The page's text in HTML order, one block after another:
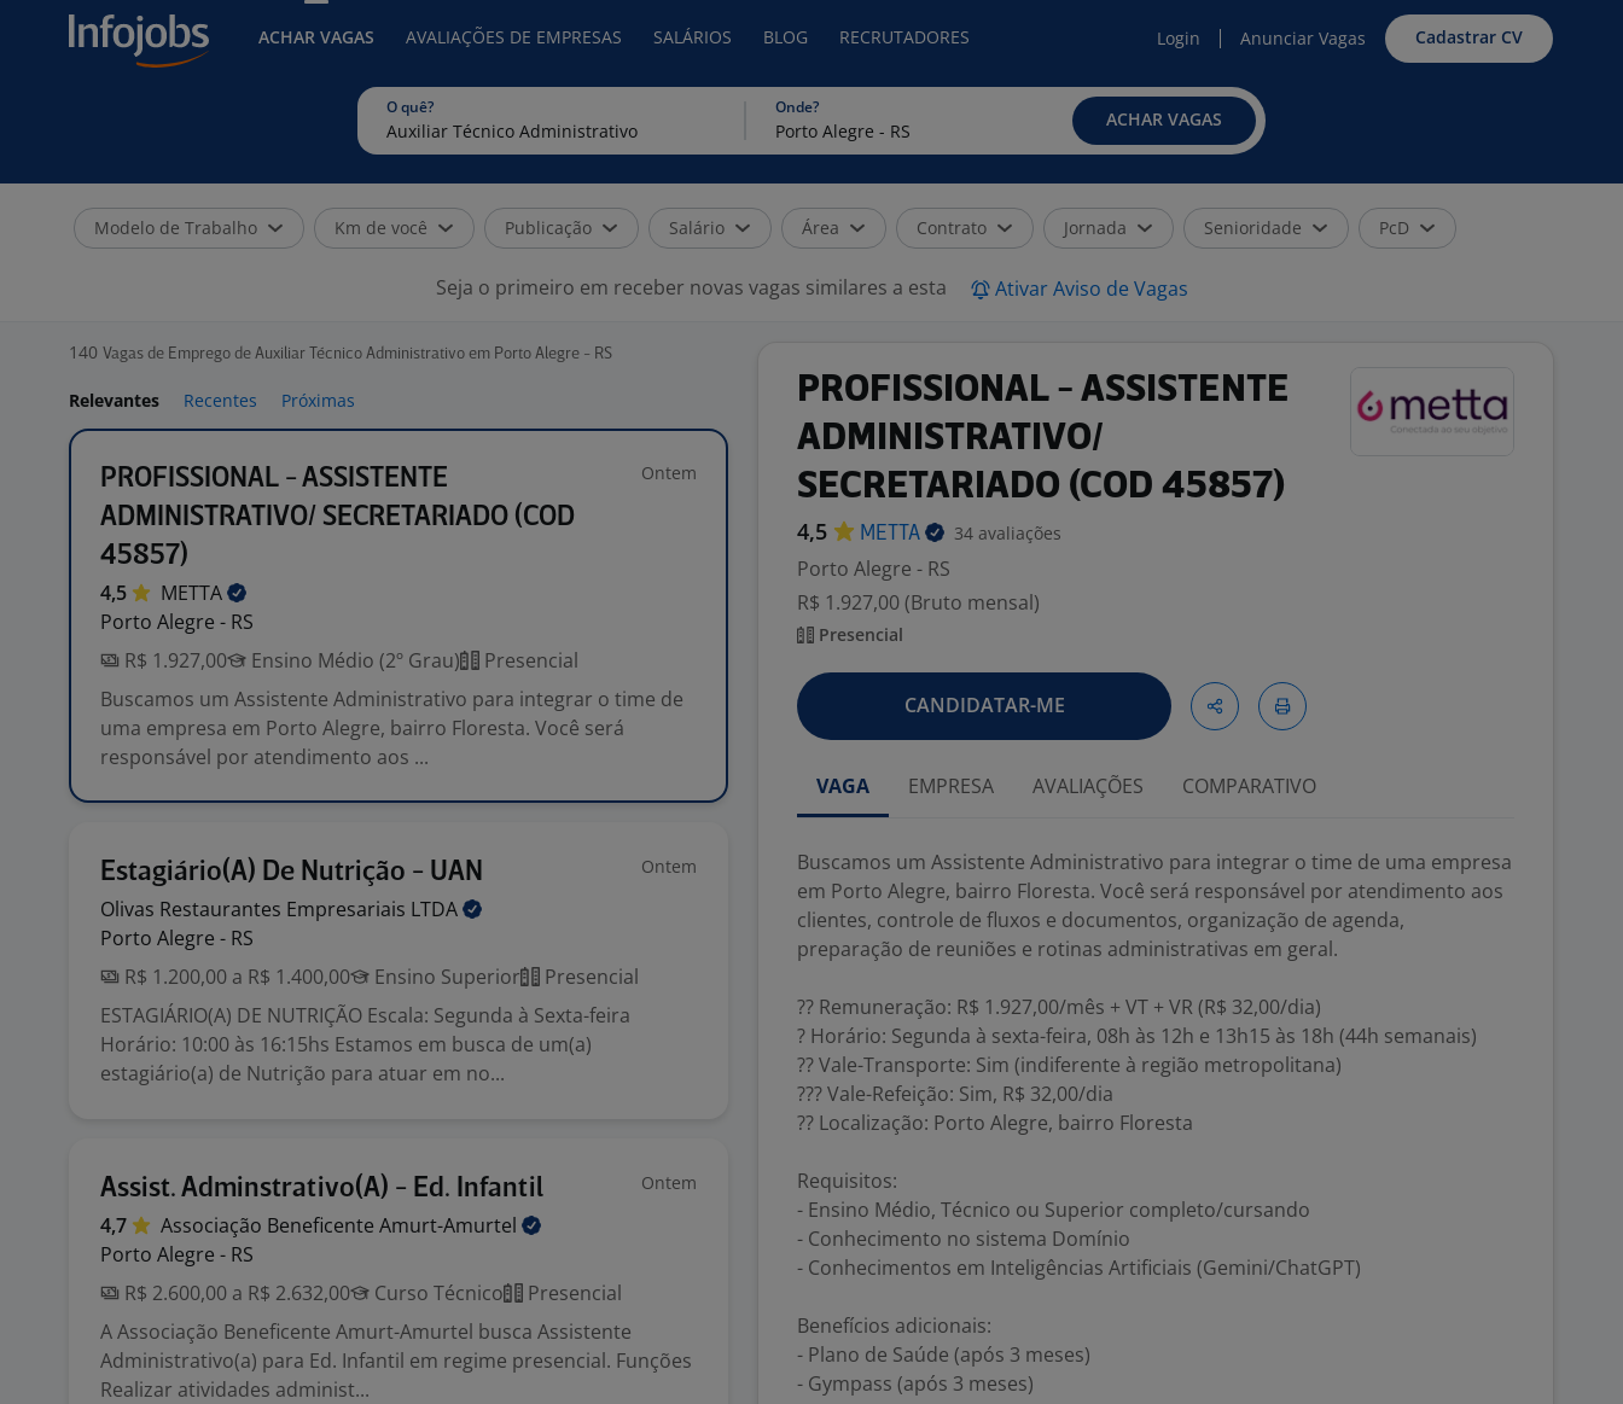
ACHAR VAGAS AVALIAÇÕES DE EMPRESAS SALÁRIOS BLOG RECRUTADORES Login Anunciar Vagas Cadastrar CV
O quê? Onde?
ACHAR VAGAS
Modelo de Trabalho Km de você Publicação Salário Área Contrato Jornada Senioridade PcD
Seja o primeiro em receber novas vagas similares a esta Ativar Aviso de Vagas
140 Vagas de Emprego de Auxiliar Técnico Administrativo em Porto Alegre - RS
Relevantes Recentes Próximas
PROFISSIONAL - ASSISTENTE
ADMINISTRATIVO/ SECRETARIADO (COD
45857)
Ontem
4,5
METTA
Porto Alegre - RS
R$ 1.927,00
Ensino Médio (2º Grau)
Presencial
Buscamos um Assistente Administrativo para integrar o time de
uma empresa em Porto Alegre, bairro Floresta. Você será
responsável por atendimento aos ...
Estagiário(A) De Nutrição - UAN Ontem
Olivas Restaurantes Empresariais LTDA
Porto Alegre - RS
R$ 1.200,00 a R$ 1.400,00
Ensino Superior
Presencial
ESTAGIÁRIO(A) DE NUTRIÇÃO Escala: Segunda à Sexta-feira
Horário: 10:00 às 16:15hs Estamos em busca de um(a)
estagiário(a) de Nutrição para atuar em no...
Assist. Adminstrativo(A) - Ed. Infantil Ontem
4,7 Associação Beneficente Amurt-Amurtel
Porto Alegre - RS
R$ 2.600,00 a R$ 2.632,00
Curso Técnico
Presencial
A Associação Beneficente Amurt-Amurtel busca Assistente
Administrativo(a) para Ed. Infantil em regime presencial. Funções
Realizar atividades administ...
PROFISSIONAL - ASSISTENTE
ADMINISTRATIVO/
SECRETARIADO (COD 45857)
4,5 METTA 34 avaliações
Porto Alegre - RS
R$ 1.927,00 (Bruto mensal)
Presencial
CANDIDATAR-ME
VAGA EMPRESA AVALIAÇÕES COMPARATIVO
Buscamos um Assistente Administrativo para integrar o time de uma empresa
em Porto Alegre, bairro Floresta. Você será responsável por atendimento aos
clientes, controle de fluxos e documentos, organização de agenda,
preparação de reuniões e rotinas administrativas em geral.
?? Remuneração: R$ 1.927,00/mês + VT + VR (R$ 32,00/dia)
? Horário: Segunda à sexta-feira, 08h às 12h e 13h15 às 18h (44h semanais)
?? Vale-Transporte: Sim (indiferente à região metropolitana)
??? Vale-Refeição: Sim, R$ 32,00/dia
?? Localização: Porto Alegre, bairro Floresta
Requisitos:
- Ensino Médio, Técnico ou Superior completo/cursando
- Conhecimento no sistema Domínio
- Conhecimentos em Inteligências Artificiais (Gemini/ChatGPT)
Benefícios adicionais:
- Plano de Saúde (após 3 meses)
- Gympass (após 3 meses)